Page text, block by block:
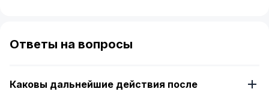
of
4
Ответы на вопросы
Каковы дальнейшие действия после